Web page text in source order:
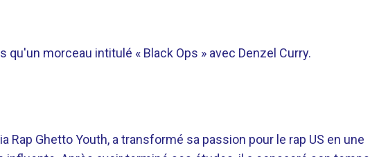
morceau intitulé « Black Ops » avec Denzel Curry.
Rap Ghetto Youth, a transformé sa passion pour le rap US en une